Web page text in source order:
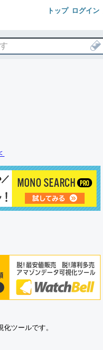
トップ ログイン
ツールです。